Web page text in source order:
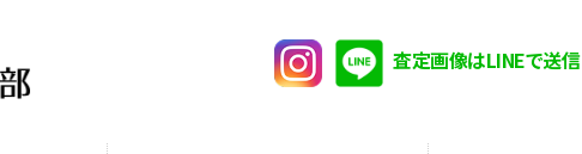
査定画像はLINEで送信